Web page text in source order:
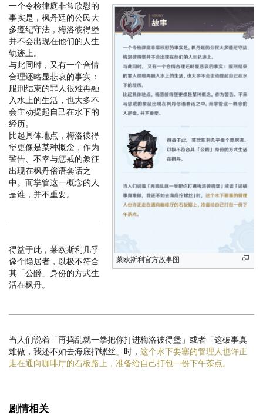
莱欧斯利官方故事图
一个令检律庭非常欣慰的
事实是，枫丹廷的公民大
多遵纪守法，梅洛彼得堡
并不会出现在他们的人生
轨迹上。
与此同时，又有一个合情
合理还略显悲哀的事实：
服刑结束的罪人很难再融
入水上的生活，也大多不
会主动提起自己在水下的
经历。
比起具体地点，梅洛彼得
堡更像是某种概念，作为
警告、不幸与惩戒的象征
出现在枫丹俗语套话之
中。而掌管这一概念的人
是谁，并不重要。
得益于此，莱欧斯利几乎
像个隐居者，以极不符合
其「公爵」身份的方式生
活在枫丹。
当人们说着「再捣乱就一拳把你打进梅洛彼得堡」或者「这破事真
难做，我还不如去海底拧螺丝」时， 这个水下要塞的管理人也许正
走在通向咖啡厅的石板路上，准备给自己打包一份下午茶点。
剧情相关